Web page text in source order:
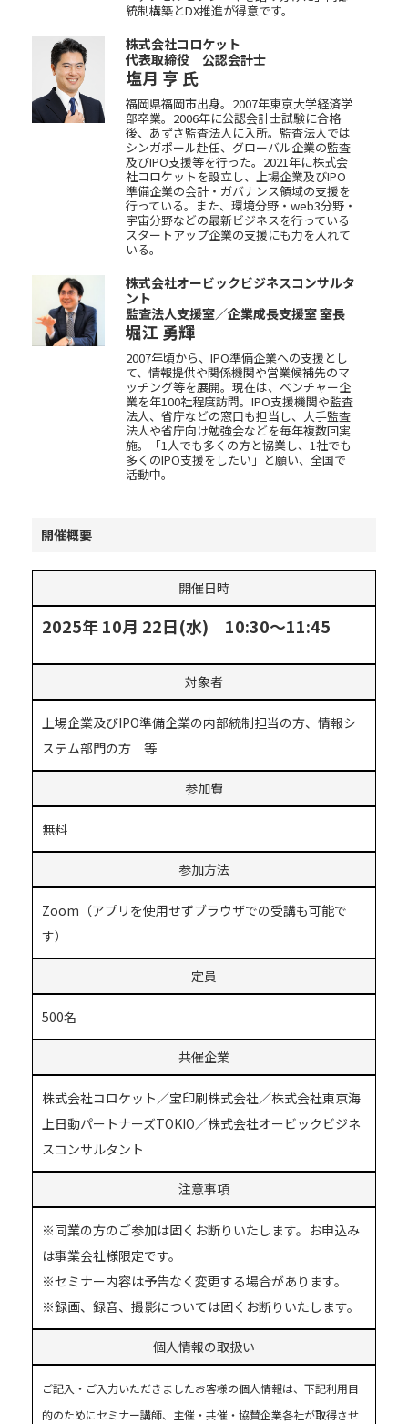
統制構築とDX推進が得意です。
株式会社コロケット
代表取締役 公認会計士
塩月 亨氏
福岡県福岡市出身。2007年東京大学経済学
部卒業。2006年に公認会計士試験に合格
後、あずさ監査法人に入所。監査法人では
シンガポール赴任、グローバル企業の監査
及びIPO支援等を行った。2021年に株式会
社コロケットを設立し、上場企業及びIPO
準備企業の会計・ガバナンス領域の支援を
行っている。また、環境分野・web3分野・
宇宙分野などの最新ビジネスを行っている
スタートアップ企業の支援にも力を入れて
いる。
株式会社オービックビジネスコンサルタ
ント
監査法人支援室／企業成長支援室 室長
堀江 勇輝
2007年頃から、IPO準備企業への支援とし
て、情報提供や関係機関や営業候補先のマ
ッチング等を展開。現在は、ベンチャー企
業を年100社程度訪問。IPO支援機関や監査
法人、省庁などの窓口も担当し、大手監査
法人や省庁向け勉強会などを毎年複数回実
施。「1人でも多くの方と協業し、1社でも
多くのIPO支援をしたい」と願い、全国で
活動中。
開催概要
開催日時
2025年 10月 22日(水) 10:30～11:45
対象者
上場企業及びIPO準備企業の内部統制担当の方、情報シ
ステム部門の方 等
参加費
無料
参加方法
Zoom（アプリを使用せずブラウザでの受講も可能で
す）
定員
500名
共催企業
株式会社コロケット／宝印刷株式会社／株式会社東京海
上日動パートナーズTOKIO／株式会社オービックビジネ
スコンサルタント
注意事項
※同業の方のご参加は固くお断りいたします。お申込み
は事業会社様限定です。
※セミナー内容は予告なく変更する場合があります。
※録画、録音、撮影については固くお断りいたします。
個人情報の取扱い
ご記入・ご入力いただきましたお客様の個人情報は、下記利用目
的のためにセミナー講師、主催・共催・協賛企業各社が取得させ